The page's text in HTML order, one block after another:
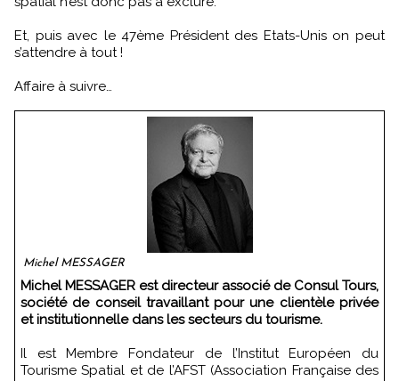
Et, puis avec le 47ème Président des Etats-Unis on peut
s’attendre à tout !
Affaire à suivre…
Michel MESSAGER
Michel MESSAGER est directeur associé de Consul Tours,
société de conseil travaillant pour une clientèle privée
et institutionnelle dans les secteurs du tourisme.
Il est Membre Fondateur de l’Institut Européen du
Tourisme Spatial et de l’AFST (Association Française des